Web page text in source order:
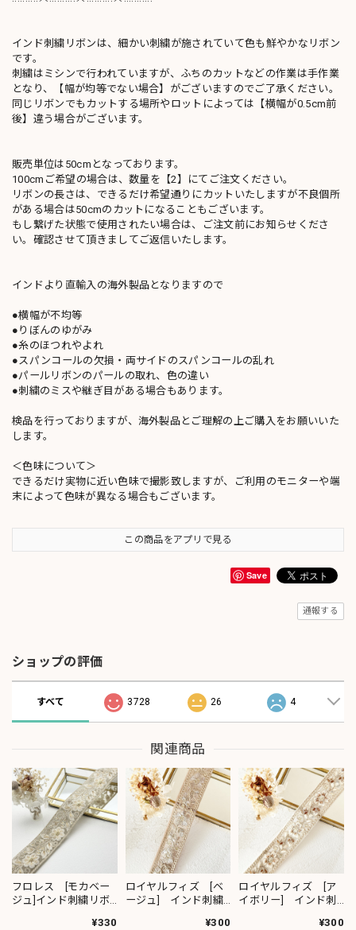
インド刺繍リボンは、細かい刺繍が施されていて色も鮮やかなリボン
です。
刺繍はミシンで行われていますが、ふちのカットなどの作業は手作業
となり、【幅が均等でない場合】がございますのでご了承ください。
同じリボンでもカットする場所やロットによっては【横幅が0.5cm前
後】違う場合がございます。
販売単位は50cmとなっております。
100cmご希望の場合は、数量を【2】にてご注文ください。
リボンの長さは、できるだけ希望通りにカットいたしますが不良個所
がある場合は50cmのカットになることもございます。
もし繋げた状態で使用されたい場合は、ご注文前にお知らせくださ
い。確認させて頂きましてご返信いたします。
インドより直輸入の海外製品となりますので
●横幅が不均等
●りぼんのゆがみ
●糸のほつれやよれ
●スパンコールの欠損・両サイドのスパンコールの乱れ
●パールリボンのパールの取れ、色の違い
●刺繍のミスや継ぎ目がある場合もあります。
検品を行っておりますが、海外製品とご理解の上ご購入をお願いいた
します。
＜色味について＞
できるだけ実物に近い色味で撮影致しますが、ご利用のモニターや端
末によって色味が異なる場合もございます。
この商品をアプリで見る
Save
通報する
ショップの評価
すべて 3728 26 4
関連商品
フロレス [モカベー
ジュ]インド刺繍リボ
¥330
ロイヤルフィズ [ベ
ージュ] インド刺繍
¥300
ロイヤルフィズ [ア
イボリー] インド刺
¥300